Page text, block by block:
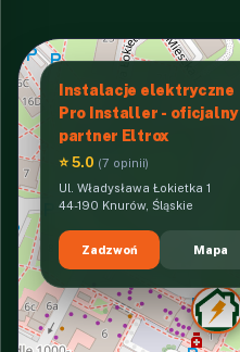
Instalacje elektryczne
Pro Installer - oficjalny
partner Eltrox
⭐ 5.0 (7 opinii)
Ul. Władysława Łokietka 1
44-190 Knurów, Śląskie
Zadzwoń Mapa